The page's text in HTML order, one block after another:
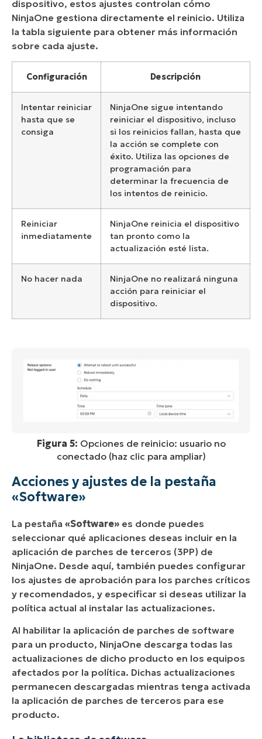
dispositivo, estos ajustes controlan cómo
NinjaOne gestiona directamente el reinicio. Utiliza
la tabla siguiente para obtener más información
sobre cada ajuste.
Configuración Descripción
Intentar reiniciar
hasta que se
consiga
NinjaOne sigue intentando
reiniciar el dispositivo, incluso
si los reinicios fallan, hasta que
la acción se complete con
éxito. Utiliza las opciones de
programación para
determinar la frecuencia de
los intentos de reinicio.
Reiniciar
inmediatamente
NinjaOne reinicia el dispositivo
tan pronto como la
actualización esté lista.
No hacer nada
NinjaOne no realizará ninguna
acción para reiniciar el
dispositivo.
Figura 5: Opciones de reinicio: usuario no
conectado (haz clic para ampliar)
Acciones y ajustes de la pestaña
«Software»
La pestaña «Software» es donde puedes
seleccionar qué aplicaciones deseas incluir en la
aplicación de parches de terceros (3PP) de
NinjaOne. Desde aquí, también puedes configurar
los ajustes de aprobación para los parches críticos
y recomendados, y especificar si deseas utilizar la
política actual al instalar las actualizaciones.
Al habilitar la aplicación de parches de software
para un producto, NinjaOne descarga todas las
actualizaciones de dicho producto en los equipos
afectados por la política. Dichas actualizaciones
permanecen descargadas mientras tenga activada
la aplicación de parches de terceros para ese
producto.